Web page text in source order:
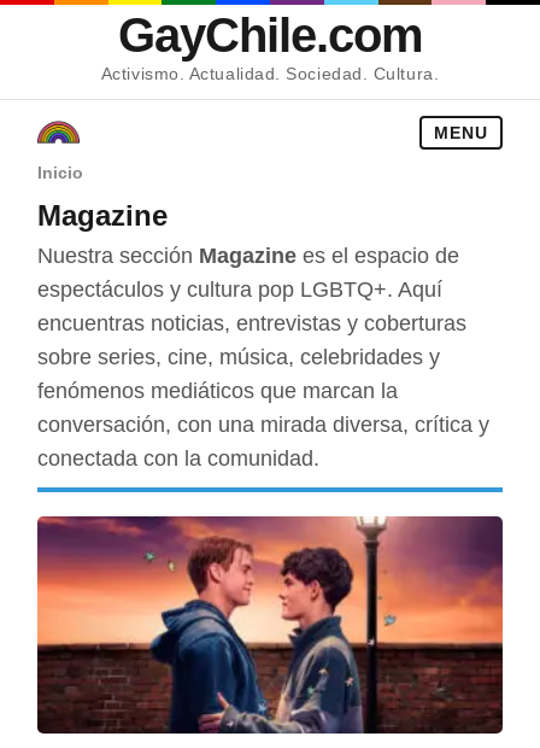
GayChile.com
Activismo. Actualidad. Sociedad. Cultura.
MENU
Inicio
Magazine
Nuestra sección Magazine es el espacio de
espectáculos y cultura pop LGBTQ+. Aquí
encuentras noticias, entrevistas y coberturas
sobre series, cine, música, celebridades y
fenómenos mediáticos que marcan la
conversación, con una mirada diversa, crítica y
conectada con la comunidad.